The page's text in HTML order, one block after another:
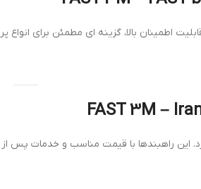
اطمینان بالا، گزینه ای مطمئن برای
این راهبندها با قیمت مناسب و خدمات پس